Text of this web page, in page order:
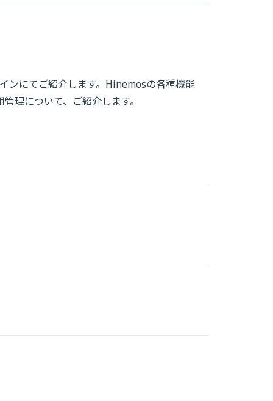
ンにてご紹介します。Hinemosの各種機能
理について、ご紹介します。